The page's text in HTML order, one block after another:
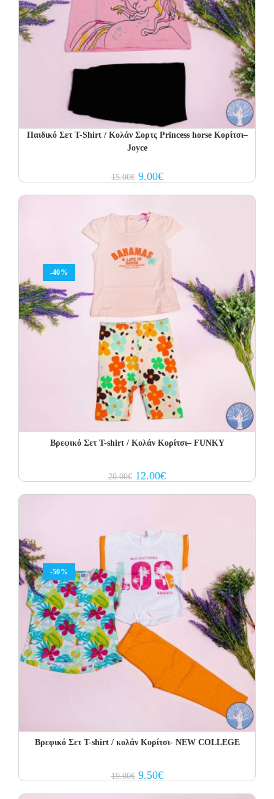
Παιδικό Σετ Τ-Shirt / Κολάν Σορτς Princess horse Κορίτσι–
Joyce
15.00€ Original
price
9.00€Current
price
-40%
Βρεφικό Σετ Τ-shirt / Κολάν Κορίτσι– FUNKY
20.00€ Original
price
12.00€Current
price
-50%
Βρεφικό Σετ T-shirt / κολάν Κορίτσι- NEW COLLEGE
19.00€ Original
price
9.50€Current
price